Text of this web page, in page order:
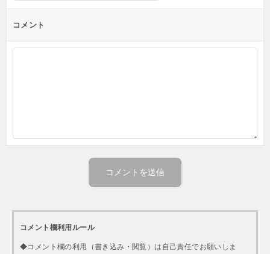
コメント
コメント欄利用ルール
◆コメント欄の利用（書き込み・閲覧）は自己責任でお願いしま